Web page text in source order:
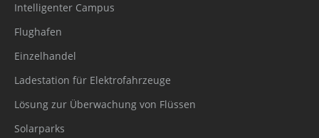
Intelligenter Campus
Flughafen
Einzelhandel
Ladestation für Elektrofahrzeuge
Lösung zur Überwachung von Flüssen
Solarparks